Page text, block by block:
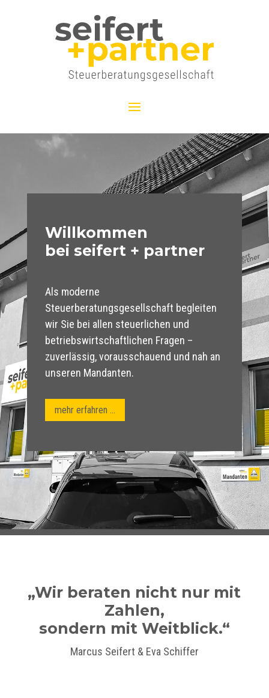
Willkommen
bei seifert + partner
Als moderne
Steuerberatungsgesellschaft begleiten
wir Sie bei allen steuerlichen und
betriebswirtschaftlichen Fragen –
zuverlässig, vorausschauend und nah an
unseren Mandanten.
mehr erfahren ...
„Wir beraten nicht nur mit
Zahlen,
sondern mit Weitblick.“
Marcus Seifert & Eva Schiffer